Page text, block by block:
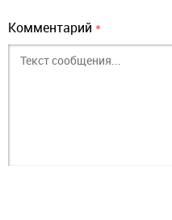
Комментарий *